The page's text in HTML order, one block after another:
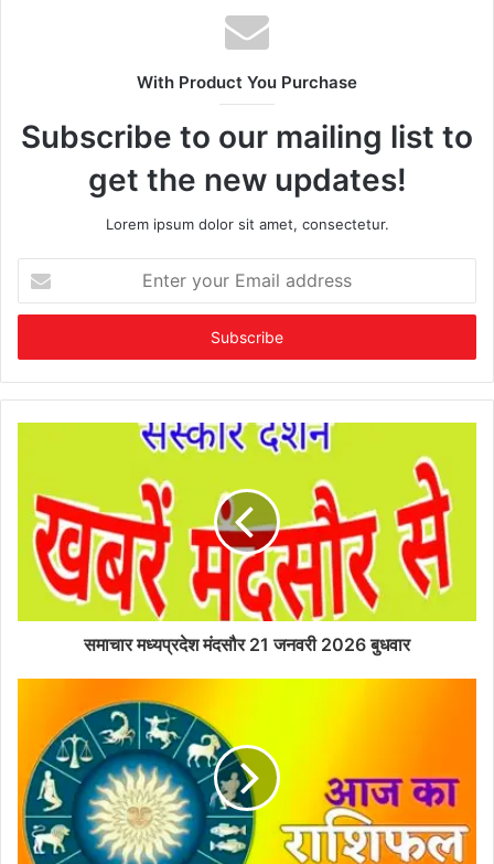
With Product You Purchase
Subscribe to our mailing list to
get the new updates!
Lorem ipsum dolor sit amet, consectetur.
your
Email
समाचार मध्यप्रदेश मंदसौर 21 जनवरी 2026 बुधवार